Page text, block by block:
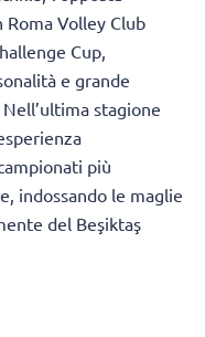
Volley Club
Cup,
e grande
stagione
più
indossando le maglie
del Beşiktaş